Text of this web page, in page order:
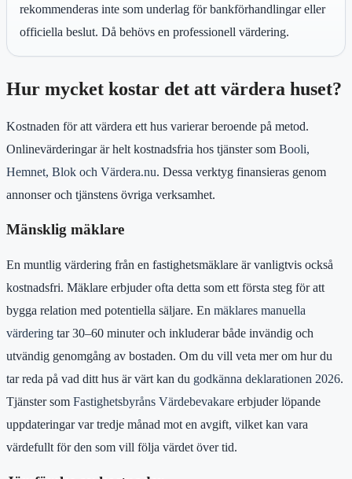
rekommenderas inte som underlag för bankförhandlingar eller
officiella beslut. Då behövs en professionell värdering.
Hur mycket kostar det att värdera huset?
Kostnaden för att värdera ett hus varierar beroende på metod.
Onlinevärderingar är helt kostnadsfria hos tjänster som Booli,
Hemnet, Blok och Värdera.nu. Dessa verktyg finansieras genom
annonser och tjänstens övriga verksamhet.
Mänsklig mäklare
En muntlig värdering från en fastighetsmäklare är vanligtvis också
kostnadsfri. Mäklare erbjuder ofta detta som ett första steg för att
bygga relation med potentiella säljare. En mäklares manuella
värdering tar 30–60 minuter och inkluderar både invändig och
utvändig genomgång av bostaden. Om du vill veta mer om hur du
tar reda på vad ditt hus är värt kan du godkänna deklarationen 2026.
Tjänster som Fastighetsbyråns Värdebevakare erbjuder löpande
uppdateringar var tredje månad mot en avgift, vilket kan vara
värdefullt för den som vill följa värdet över tid.